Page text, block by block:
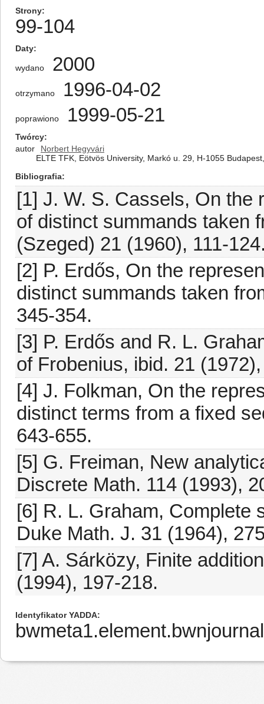
Strony
99-104
Daty
wydano 2000
otrzymano 1996-04-02
poprawiono 1999-05-21
Twórcy
autor
Norbert Hegyvári
ELTE TFK, Eötvös University, Markó u. 29, H-1055
Bibliografia
[1] J. W. S. Cassels, On the
of distinct summands taken
(Szeged) 21 (1960), 111-
[2] P. Erdős, On the
distinct summands taken
345-354.
[3] P. Erdős and R. L.
of Frobenius, ibid. 21
[4] J. Folkman, On the
distinct terms from a fixed
643-655.
[5] G. Freiman, New
Discrete Math. 114 (1993),
[6] R. L. Graham, Complete
Duke Math. J. 31 (1964),
[7] A. Sárközy, Finite
(1994), 197-218.
Identyfikator YADDA